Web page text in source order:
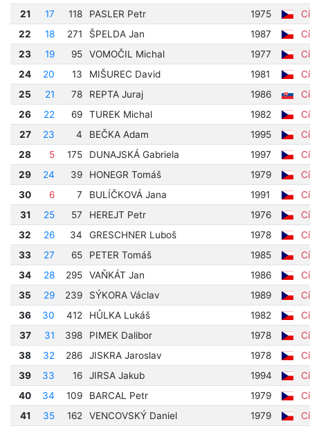
21
17 118 PASLER Petr 1975
22
18 271 ŠPELDA Jan 1987
23
19 95 VOMOČIL Michal 1977
24
20 13 MIŠUREC David 1981
25
21 78 REPTA Juraj 1986
26
22 69 TUREK Michal 1982
27
23 4 BEČKA Adam 1995
28
5 175 DUNAJSKÁ Gabriela 1997
29
24 39 HONEGR Tomáš 1979
30
6 7 BULÍČKOVÁ Jana 1991
31
25 57 HEREJT Petr 1976
32
26 34 GRESCHNER Luboš 1978
33
27 65 PETER Tomáš 1985
34
28 295 VAŇKÁT Jan 1986
35
29 239 SÝKORA Václav 1989
36
30 412 HŮLKA Lukáš 1982
37
31 398 PIMEK Dalibor 1978
38
32 286 JISKRA Jaroslav 1978
39
33 16 JIRSA Jakub 1994
40
34 109 BARCAL Petr 1979
41
35 162 VENCOVSKÝ Daniel 1979